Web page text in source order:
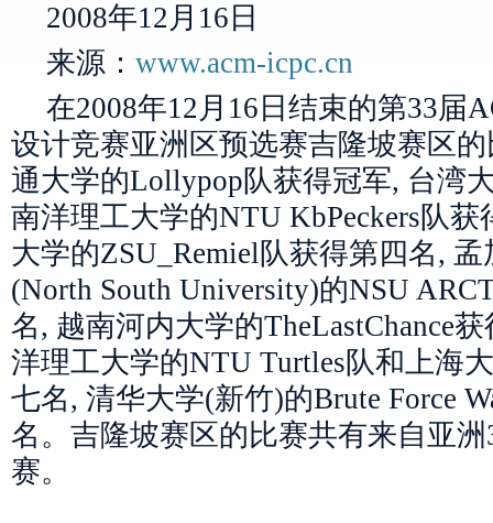
2008年12月16日
来源： www.acm-icpc.cn
在2008年12月16日结束的第33届
设计竞赛亚洲区预选赛吉隆坡赛区
通大学的Lollypop队获得冠军, 台湾
南洋理工大学的NTU KbPeckers队
大学的ZSU_Remiel队获得第四名,
(North South University)的NSU
名, 越南河内大学的TheLastChance
洋理工大学的NTU Turtles队和上海
七名, 清华大学(新竹)的Brute Force
名。吉隆坡赛区的比赛共有来自亚
赛。